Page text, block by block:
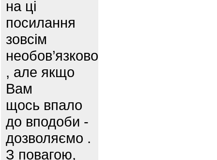
на ці
посилання
зовсім
необов’язково
, але якщо
Вам
щось впало
до вподоби -
дозволяємо .
З повагою,